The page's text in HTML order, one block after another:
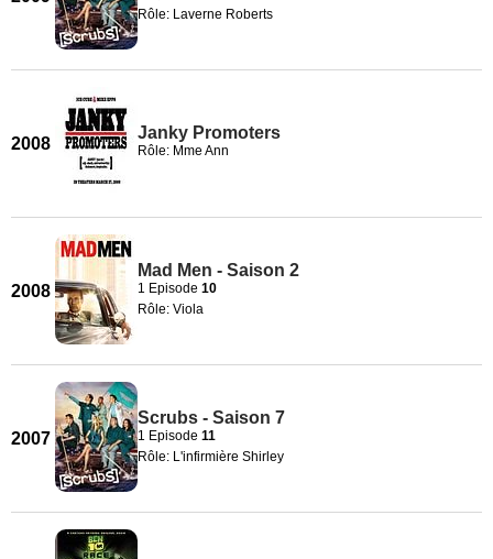
Rôle: Laverne Roberts
2008
Janky Promoters
Rôle: Mme Ann
2008
Mad Men - Saison 2
1 Episode 10
Rôle: Viola
2007
Scrubs - Saison 7
1 Episode 11
Rôle: L'infirmière Shirley